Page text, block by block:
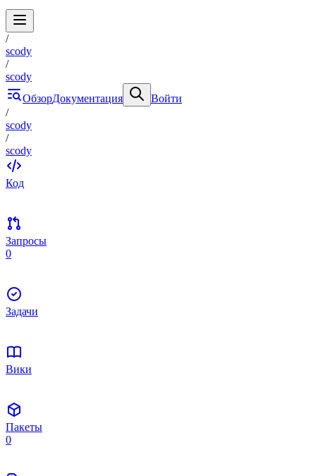
/
scody
/
scody
ОбзорДокументация
Войти
/
scody
/
scody
Код
Запросы
0
Задачи
Вики
Пакеты
0